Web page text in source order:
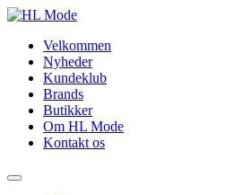
Videre
indholdVelkommen
Nyheder
Kundeklub
Brands
Butikker
Om HL Mode
Kontakt os